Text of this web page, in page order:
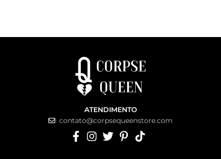
ATENDIMENTO
contato@corpsequeenstore.com